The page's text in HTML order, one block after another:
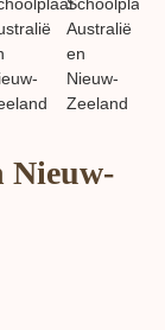
Nieuw-